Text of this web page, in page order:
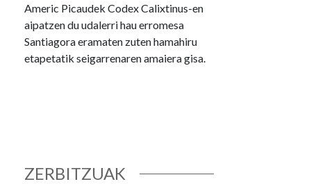
Americ Picaudek Codex Calixtinus-en
aipatzen du udalerri hau erromesa
Santiagora eramaten zuten hamahiru
etapetatik seigarrenaren amaiera gisa.
ZERBITZUAK